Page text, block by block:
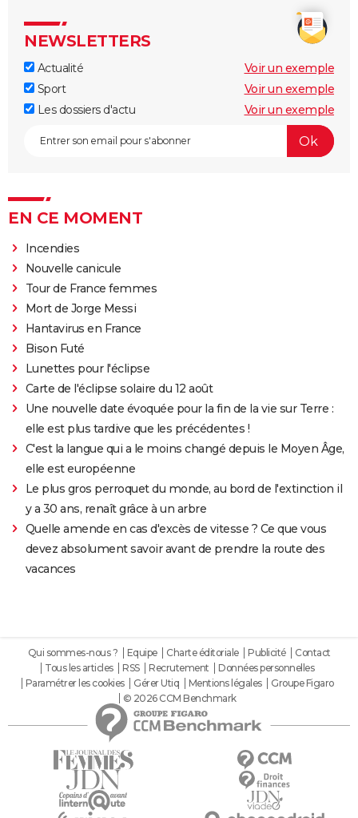
NEWSLETTERS
Actualité
Voir un exemple
Sport
Voir un exemple
Les dossiers d'actu
Voir un exemple
EN CE MOMENT
Incendies
Nouvelle canicule
Tour de France femmes
Mort de Jorge Messi
Hantavirus en France
Bison Futé
Lunettes pour l'éclipse
Carte de l'éclipse solaire du 12 août
Une nouvelle date évoquée pour la fin de la vie sur Terre :
elle est plus tardive que les précédentes !
C'est la langue qui a le moins changé depuis le Moyen Âge,
elle est européenne
Le plus gros perroquet du monde, au bord de l'extinction il
y a 30 ans, renaît grâce à un arbre
Quelle amende en cas d'excès de vitesse ? Ce que vous
devez absolument savoir avant de prendre la route des
vacances
Qui sommes-nous ? Equipe Charte éditoriale Publicité
Contact
Tous les articles
RSS Recrutement
Données personnelles
Paramétrer les cookies
Gérer Utiq Mentions légales
Groupe Figaro
© 2026 CCM Benchmark